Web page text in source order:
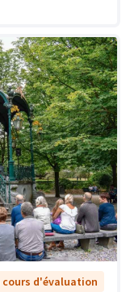
cours d'évaluation